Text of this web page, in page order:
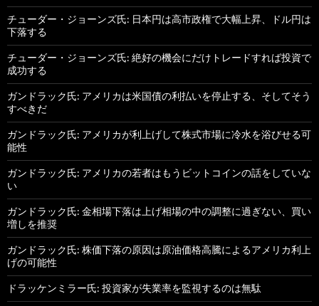
チューダー・ジョーンズ氏: 日本円は高市政権で大幅上昇、ドル円は
下落する
チューダー・ジョーンズ氏: 絶好の機会にだけトレードすれば投資で
成功する
ガンドラック氏: アメリカは米国債の利払いを停止する、そしてそう
すべきだ
ガンドラック氏: アメリカが利上げして株式市場に冷水を浴びせる可
能性
ガンドラック氏: アメリカの若者はもうビットコインの話をしていな
い
ガンドラック氏: 金相場下落は上げ相場の中の調整に過ぎない、買い
増しを推奨
ガンドラック氏: 株価下落の原因は原油価格高騰によるアメリカ利上
げの可能性
ドラッケンミラー氏: 投資家が失業率を監視するのは無駄